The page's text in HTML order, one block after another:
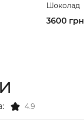
Шоколад
3600 грн
4.9